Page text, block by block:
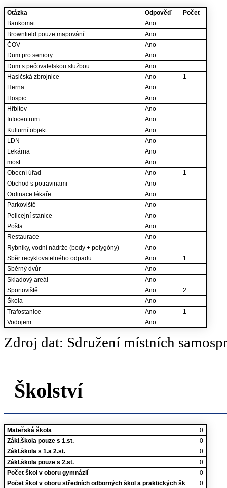
Otázka Odpověď
Počet
Bankomat
Ano
Brownfield pouze mapování
Ano
ČOV
Ano
Dům pro seniory
Ano
Dům s pečovatelskou službou
Ano
Hasičská zbrojnice
Ano
1
Herna
Ano
Hospic
Ano
Hřbitov
Ano
Infocentrum
Ano
Kulturní objekt
Ano
LDN
Ano
Lekárna
Ano
most
Ano
Obecní úřad
Ano
1
Obchod s potravinami
Ano
Ordinace lékaře
Ano
Parkoviště
Ano
Policejní stanice
Ano
Pošta
Ano
Restaurace
Ano
Rybníky, vodní nádrže (body + polygóny)
Ano
Sběr recyklovatelného odpadu
Ano
1
Sběrný dvůr
Ano
Skladový areál
Ano
Sportoviště
Ano
2
Škola
Ano
Trafostanice
Ano
1
Vodojem
Ano
Zdroj dat: Sdružení místních
Školství
Mateřská škola
0
Zákl.škola pouze s 1.st.
0
Zákl.škola s 1.a 2.st.
0
Zákl.škola pouze s 2.st.
0
Počet škol v oboru gymnázií
0
Počet škol v oboru středních odborných škol a praktických šk
0